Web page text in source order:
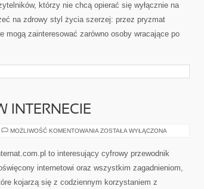
którzy nie chcą opierać się wyłącznie na
na zdrowy styl życia szerzej: przez pryzmat
mogą zainteresować zarówno osoby wracające po
INTERNECIE
MOŻLIWOŚĆ KOMENTOWANIA NOWINKI
INTERNECIE
ZOSTAŁA WYŁĄCZONA
to interesujący cyfrowy przewodnik
internetowi oraz wszystkim zagadnieniom,
kojarzą się z codziennym korzystaniem z